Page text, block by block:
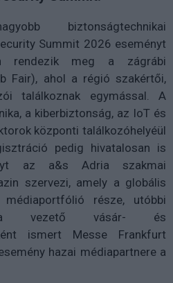
biztonságtechnikai
Summit 2026 eseményt
rendezik meg a zágrábi
Fair), ahol a régió szakértői,
találkoznak egymással. A
a kiberbiztonság, az IoT és
központi találkozóhelyéül
pedig hivatalosan is
az a&s Adria szakmai
szervezi, amely a globális
médiaportfólió része, utóbbi
vezető vásár- és
ismert Messe Frankfurt
hazai médiapartnere a